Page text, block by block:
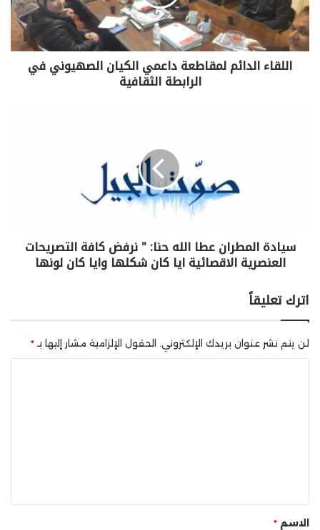
اللقاء الدائم لمقاطعة داعمي الكيان الصهيوني في
الرابطة الثقافية
سيادة المطران عطا الله حنا: " نرفض كافة التصريحات
العنصرية الاقصائية ايا كان شكلها وايا كان لونها
اترك تعليقاً
لن يتم نشر عنوان بريدك الإلكتروني. الحقول الإلزامية مشار إليها بـ*
* الاسم *